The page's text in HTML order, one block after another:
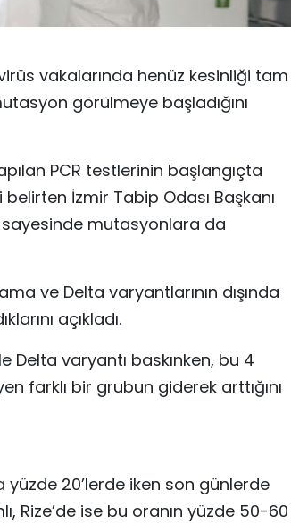
vakalarında henüz kesinliği tam
görülmeye başladığını
PCR testlerinin başlangıçta
İzmir Tabip Odası Başkanı
sayesinde mutasyonlara da
ve Delta varyantlarının dışında
açıkladı.
Delta varyantı baskınken, bu 4
farklı bir grubun giderek arttığını
20’lerde iken son günlerde
Rize’de ise bu oranın yüzde 50-60